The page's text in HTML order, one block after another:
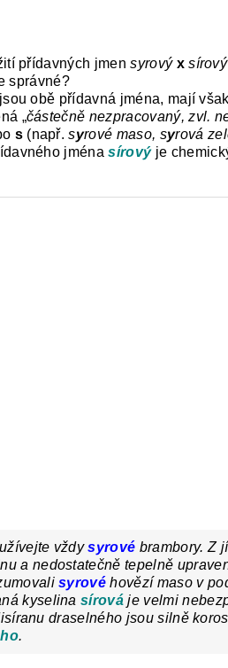
ŠKOLY
přídavných jmensyrový x sírový
správné?
obě přídavná jména, mají
„částečně nezpracovaný, zvl.
s(např.syrové maso, syrová
jménasírovýje
vždy syrové brambory. Z
a nedostatečně tepelně
syrové hovězí maso v
kyselina sírová je velmi
draselného jsou silně
.